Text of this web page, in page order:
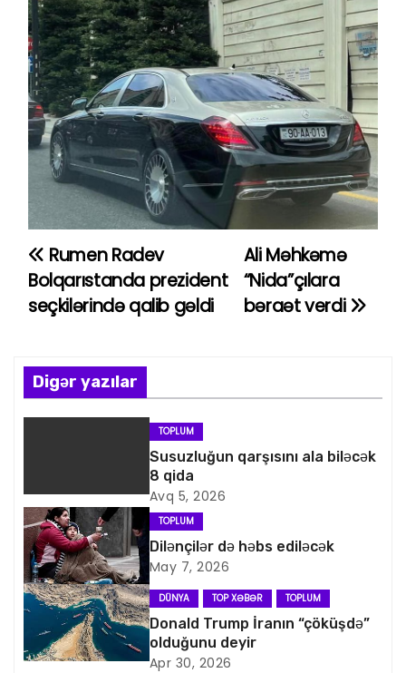
Y
a
ı
n
v
i
q
a
s
Ali Məhkəmə
“Nida”çılara
bəraət verdi
Rumen Radev
Bolqarıstanda prezident
seçkilərində qalib gəldi
Digər yazılar
TOPLUM
Susuzluğun qarşısını ala biləcək
8 qida
Avq 5, 2026
TOPLUM
Dilənçilər də həbs ediləcək
May 7, 2026
DÜNYA TOP XƏBƏR TOPLUM
Donald Trump İranın “çöküşdə”
olduğunu deyir
Apr 30, 2026